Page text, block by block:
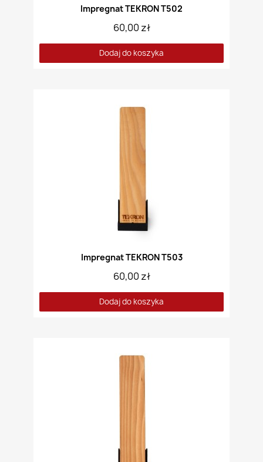
Impregnat TEKRON T502
60,00 zł
Dodaj do koszyka
Impregnat TEKRON T503
60,00 zł
Dodaj do koszyka